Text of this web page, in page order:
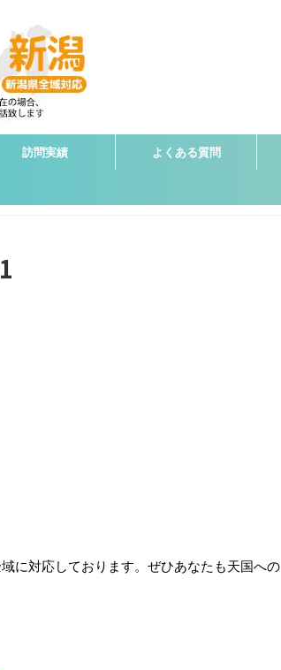
訪問実績 よくある質問
に対応しております。ぜひあなたも天国への